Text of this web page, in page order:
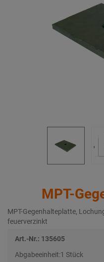
MPT-
MPT-Gegenhalteplatte,
feuerverzinkt
Art.-Nr.: 135605
Abgabeeinheit:1 Stück